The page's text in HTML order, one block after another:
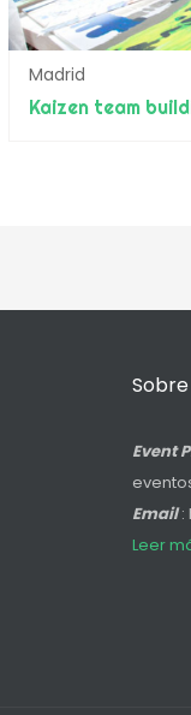
Madrid
Kaizen team
Event
Email:
Leer